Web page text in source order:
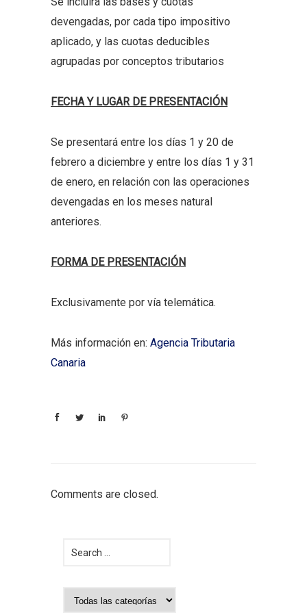
devengadas, por cada tipo impositivo
aplicado, y las cuotas deducibles
agrupadas por conceptos tributarios
FECHA Y LUGAR DE PRESENTACIÓN
Se presentará entre los días 1 y 20 de
febrero a diciembre y entre los días 1 y 31
de enero, en relación con las operaciones
devengadas en los meses natural
anteriores.
FORMA DE PRESENTACIÓN
Exclusivamente por vía telemática.
Más información en: Agencia Tributaria
Canaria
Comments are closed.